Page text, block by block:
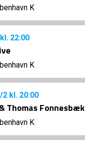
K
kl. 22:00
K
2 kl. 20:00
Thomas Fonnesbæk
K